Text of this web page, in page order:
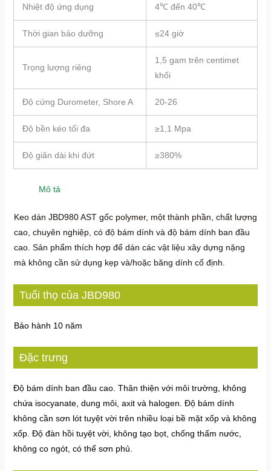
Nhiệt độ ứng dụng 4℃ đến 40℃
Thời gian bảo dưỡng ≤24 giờ
Trọng lượng riêng
1,5 gam trên centimet
khối
Độ cứng Durometer, Shore A 20-26
Độ bền kéo tối đa ≥1,1 Mpa
Độ giãn dài khi đứt ≥380%
Mô tả
Keo dán JBD980 AST gốc polymer, một thành phần, chất lượng
cao, chuyên nghiệp, có độ bám dính và độ bám dính ban đầu
cao. Sản phẩm thích hợp để dán các vật liệu xây dựng nặng
mà không cần sử dụng kẹp và/hoặc băng dính cố định.
Tuổi thọ của JBD980
Bảo hành 10 năm
Đặc trưng
Độ bám dính ban đầu cao. Thân thiện với môi trường, không
chứa isocyanate, dung môi, axit và halogen. Độ bám dính
không cần sơn lót tuyệt vời trên nhiều loại bề mặt xốp và không
xốp. Độ đàn hồi tuyệt vời, không tạo bọt, chống thấm nước,
không co ngót, có thể sơn phủ.